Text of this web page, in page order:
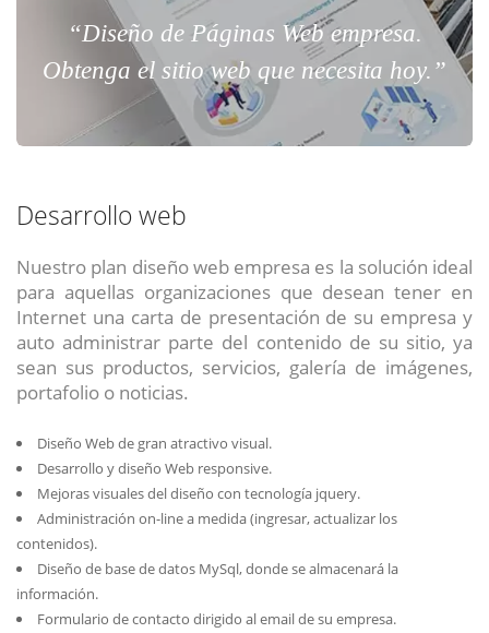
“Diseño de Páginas Web empresa.
Obtenga el sitio web que necesita hoy.”
Desarrollo web
Nuestro plan diseño web empresa es la solución ideal
para aquellas organizaciones que desean tener en
Internet una carta de presentación de su empresa y
auto administrar parte del contenido de su sitio, ya
sean sus productos, servicios, galería de imágenes,
portafolio o noticias.
Diseño Web de gran atractivo visual.
Desarrollo y diseño Web responsive.
Mejoras visuales del diseño con tecnología jquery.
Administración on-line a medida (ingresar, actualizar los
contenidos).
Diseño de base de datos MySql, donde se almacenará la
información.
Formulario de contacto dirigido al email de su empresa.